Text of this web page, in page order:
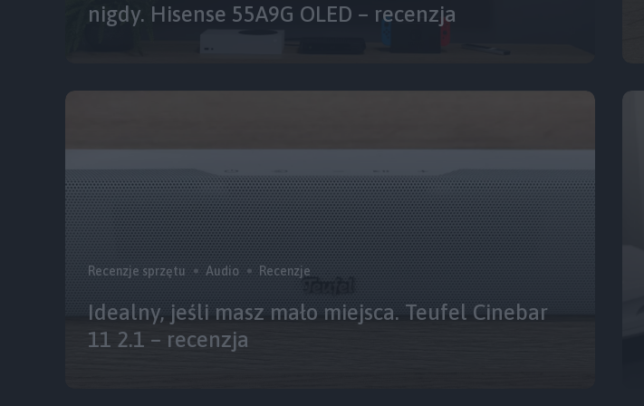
nigdy. Hisense 55A9G OLED – recenzja
Recenzje sprzętu Audio Recenzje
Idealny, jeśli masz mało miejsca. Teufel Cinebar
11 2.1 – recenzja